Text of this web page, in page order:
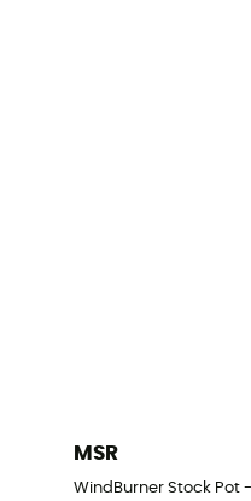
MSR
WindBurner Stock Pot